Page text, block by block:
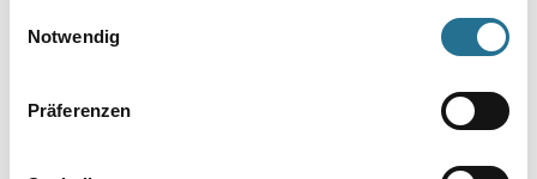
Notwendig
Präferenzen
PRODUKTEIGENSCHAFTEN
Produkteigenschaft